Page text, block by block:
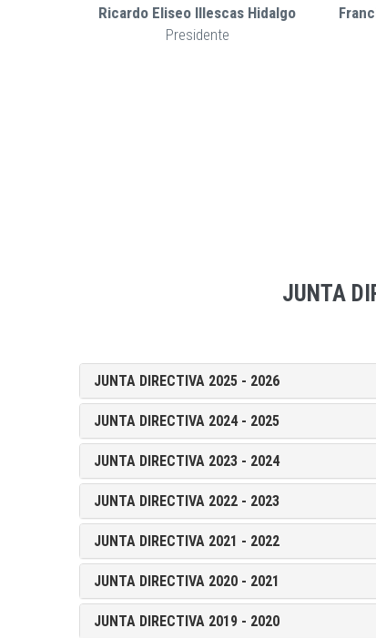
Ricardo Eliseo Illescas Hidalgo
Presidente
JUNTA
JUNTA DIRECTIVA 2025 - 2026
JUNTA DIRECTIVA 2024 - 2025
JUNTA DIRECTIVA 2023 - 2024
JUNTA DIRECTIVA 2022 - 2023
JUNTA DIRECTIVA 2021 - 2022
JUNTA DIRECTIVA 2020 - 2021
JUNTA DIRECTIVA 2019 - 2020